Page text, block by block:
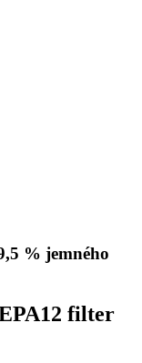
% jemného
filter